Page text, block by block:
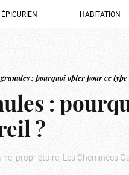
ÉPICURIEN HABITATION
granules : pourquoi opter pour ce type
:
?
propriétaire, Les Cheminées